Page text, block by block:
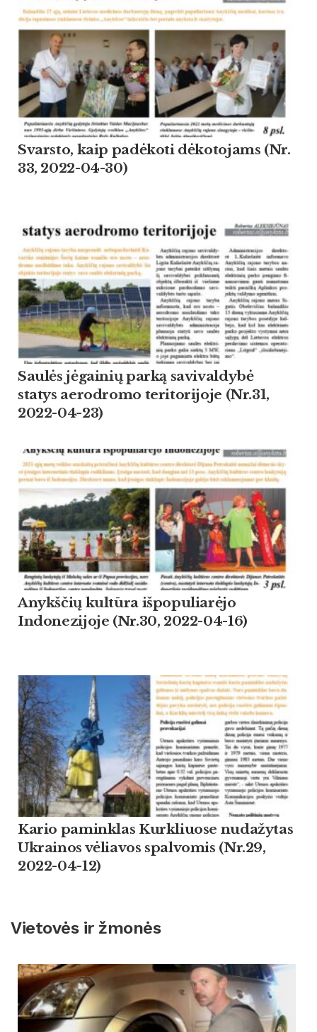
Svarsto, kaip padėkoti dėkotojams (Nr.
33, 2022-04-30)
Saulės jėgainių parką savivaldybė
statys aerodromo teritorijoje (Nr.31,
2022-04-23)
Anykščių kultūra išpopuliarėjo
Indonezijoje (Nr.30, 2022-04-16)
Kario paminklas Kurkliuose nudažytas
Ukrainos vėliavos spalvomis (Nr.29,
2022-04-12)
Vietovės ir žmonės